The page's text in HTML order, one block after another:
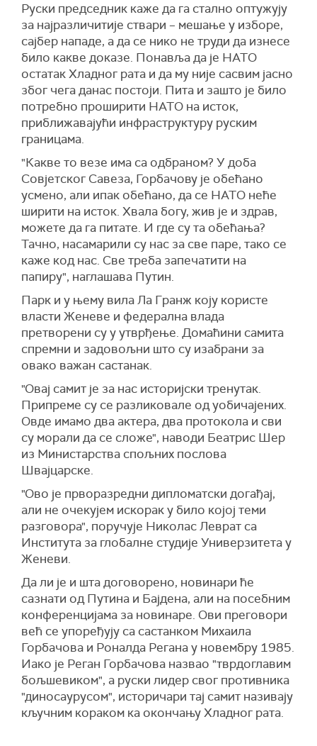
Руски председник каже да га стално оптужују
за најразличитије ствари – мешање у изборе,
сајбер нападе, а да се нико не труди да изнесе
било какве доказе. Понавља да је НАТО
остатак Хладног рата и да му није сасвим јасно
због чега данас постоји. Пита и зашто је било
потребно проширити НАТО на исток,
приближавајући инфраструктуру руским
границама.
"Какве то везе има са одбраном? У доба
Совјетског Савеза, Горбачову је обећано
усмено, али ипак обећано, да се НАТО неће
ширити на исток. Хвала богу, жив је и здрав,
можете да га питате. И где су та обећања?
Тачно, насамарили су нас за све паре, тако се
каже код нас. Све треба запечатити на
папиру", наглашава Путин.
Парк и у њему вила Ла Гранж коју користе
власти Женеве и федерална влада
претворени су у утврђење. Домаћини самита
спремни и задовољни што су изабрани за
овако важан састанак.
"Овај самит је за нас историјски тренутак.
Припреме су се разликовале од уобичајених.
Овде имамо два актера, два протокола и сви
су морали да се сложе", наводи Беатрис Шер
из Министарства спољних послова
Швајцарске.
"Ово је прворазредни дипломатски догађај,
али не очекујем искорак у било којој теми
разговора", поручује Николас Леврат са
Института за глобалне студије Универзитета у
Женеви.
Да ли је и шта договорено, новинари ће
сазнати од Путина и Бајдена, али на посебним
конференцијама за новинаре. Ови преговори
већ се упоређују са састанком Михаила
Горбачова и Роналда Регана у новембру 1985.
Иако је Реган Горбачова назвао "тврдоглавим
бољшевиком", а руски лидер свог противника
"диносаурусом", историчари тај самит називају
кључним кораком ка окончању Хладног рата.